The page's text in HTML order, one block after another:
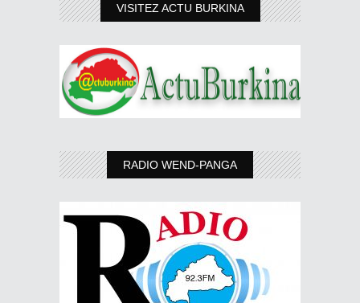
VISITEZ ACTU BURKINA
RADIO WEND-PANGA